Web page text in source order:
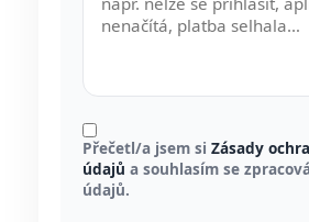
Přečetl/a jsem si Zásady
údajů a souhlasím se
údajů.